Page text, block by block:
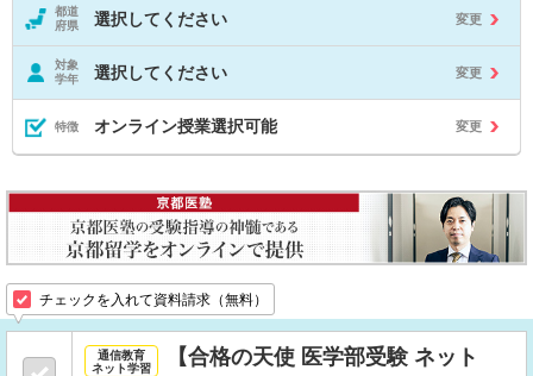
都道
府県
選択してください 変更
対象
学年
選択してください 変更
特徴 オンライン授業選択可能 変更
チェックを入れて資料請求（無料）
通信教育
ネット学習
【合格の天使 医学部受験 ネット